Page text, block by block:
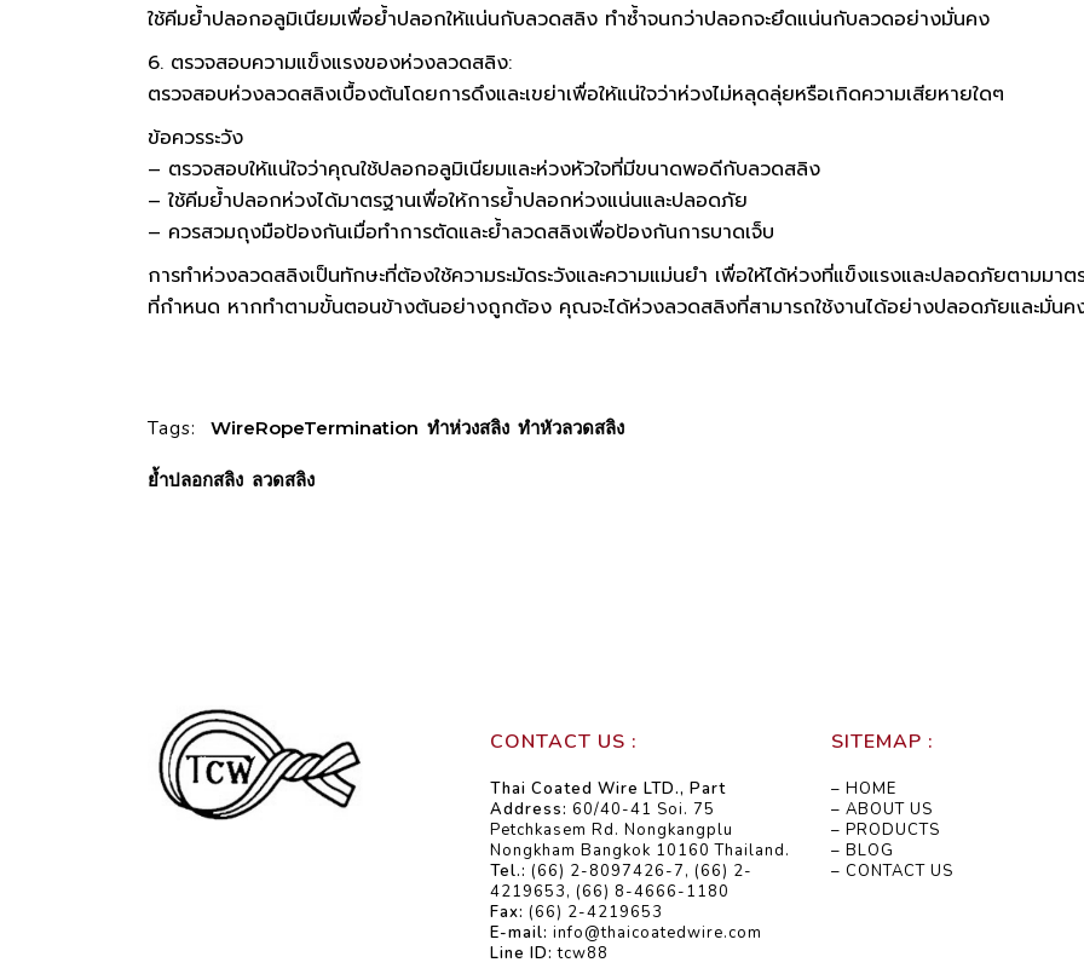
ใช้คีมย้ำปลอกอลูมิเนียมเพื่อย้ำปลอกให้แน่นกับลวดสลิง ทำซ้ำจนกว่าปลอกจะยึดแน่นกับลวดอย่างมั่นคง
6. ตรวจสอบความแข็งแรงของห่วงลวดสลิง:
ตรวจสอบห่วงลวดสลิงเบื้องต้นโดยการดึงและเขย่าเพื่อให้แน่ใจว่าห่วงไม่หลุดลุ่ยหรือเกิดความเสียหายใดๆ
ข้อควรระวัง
– ตรวจสอบให้แน่ใจว่าคุณใช้ปลอกอลูมิเนียมและห่วงหัวใจที่มีขนาดพอดีกับลวดสลิง
– ใช้คีมย้ำปลอกห่วงได้มาตรฐานเพื่อให้การย้ำปลอกห่วงแน่นและปลอดภัย
– ควรสวมถุงมือป้องกันเมื่อทำการตัดและย้ำลวดสลิงเพื่อป้องกันการบาดเจ็บ
การทำห่วงลวดสลิงเป็นทักษะที่ต้องใช้ความระมัดระวังและความแม่นยำ เพื่อให้ได้ห่วงที่แข็งแรงและปลอดภัยตามมาต
ที่กำหนด หากทำตามขั้นตอนข้างต้นอย่างถูกต้อง คุณจะได้ห่วงลวดสลิงที่สามารถใช้งานได้อย่างปลอดภัยและมั่นค
Tags: WireRopeTermination ทำห่วงสลิง ทำหัวลวดสลิง
ย้ำปลอกสลิง ลวดสลิง
CONTACT US :
Thai Coated Wire LTD., Part
Address: 60/40-41 Soi. 75
Petchkasem Rd. Nongkangplu
Nongkham Bangkok 10160 Thailand.
Tel.: (66) 2-8097426-7, (66) 2-
4219653, (66) 8-4666-1180
Fax: (66) 2-4219653
E-mail: info@thaicoatedwire.com
Line ID: tcw88
SITEMAP :
– HOME
– ABOUT US
– PRODUCTS
– BLOG
– CONTACT US